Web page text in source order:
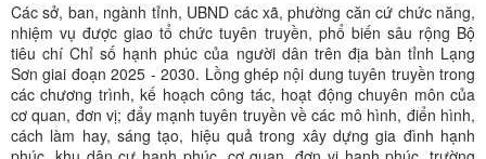
Các sở, ban, ngành tỉnh, UBND các xã, phường căn cứ chức năng,
nhiệm vụ được giao tổ chức tuyên truyền, phổ biến sâu rộng Bộ
tiêu chí Chỉ số hạnh phúc của người dân trên địa bàn tỉnh Lạng
Sơn giai đoạn 2025 - 2030. Lồng ghép nội dung tuyên truyền trong
các chương trình, kế hoạch công tác, hoạt động chuyên môn của
cơ quan, đơn vị; đẩy mạnh tuyên truyền về các mô hình, điển hình,
cách làm hay, sáng tạo, hiệu quả trong xây dựng gia đình hạnh